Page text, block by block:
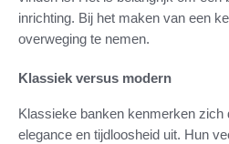
inrichting. Bij het maken van een
overweging te nemen.
Klassiek versus modern
Klassieke banken kenmerken
elegance en tijdloosheid uit. Hun